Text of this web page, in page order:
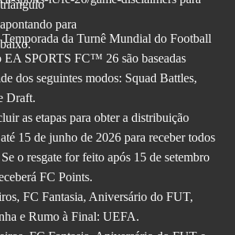
da Turnê Mundial do Football
SPORTS FC™ 26 são baseadas
dos seguintes modos: Squad Battles,
Draft.
as etapas para obter a distribuição
15 de junho de 2026 para receber todos
o resgate for feito após 15 de setembro
FC Points.
FC Fantasia, Aniversário do FUT,
e Rumo à Final: UEFA.